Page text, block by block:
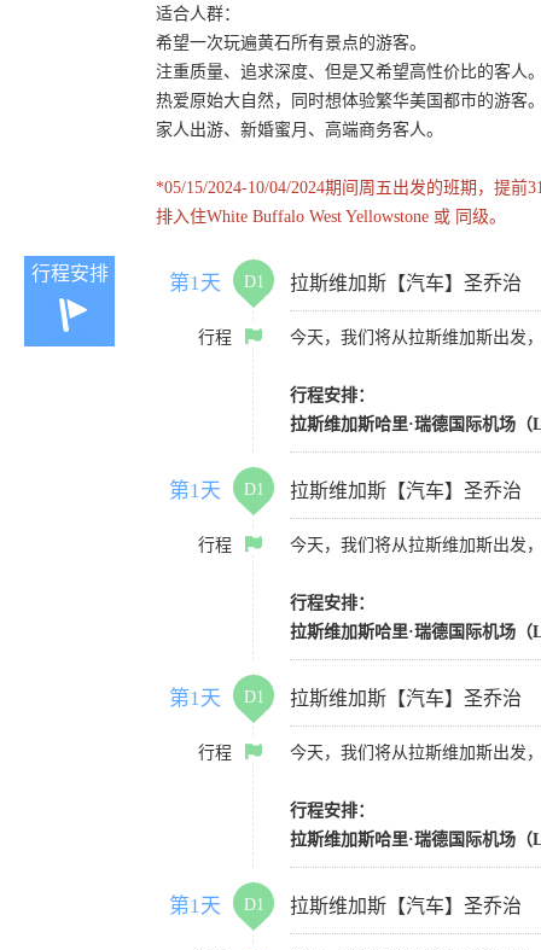
适合人群：
希望一次玩遍黄石所有景点的游客。
注重质量、追求深度、但是又希望高性价比的客人
热爱原始大自然，同时想体验繁华美国都市的游客
家人出游、新婚蜜月、高端商务客人。
*05/15/2024-10/04/2024期间周五出发的班期，提
排入住White Buffalo West Yellowstone 或 同级。
行程安排 第1天 D1 拉斯维加斯【汽车】圣乔治
行程 今天，我们将从拉斯维加斯出发
行程安排：
拉斯维加斯哈里·瑞德国际机场
第1天 D1 拉斯维加斯【汽车】圣乔治
行程 今天，我们将从拉斯维加斯出发
行程安排：
拉斯维加斯哈里·瑞德国际机场
第1天 D1 拉斯维加斯【汽车】圣乔治
行程 今天，我们将从拉斯维加斯出发
行程安排：
拉斯维加斯哈里·瑞德国际机场
第1天 D1 拉斯维加斯【汽车】圣乔治